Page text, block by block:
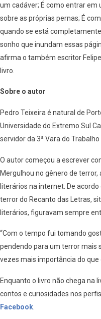
um cadáver; É como entrar
sobre as próprias pernas; É
quando se está
sonho que inundam essas
afirma o também escritor
livro.
Sobre o autor
Pedro Teixeira é natural de
Universidade do Extremo Sul
servidor da 3ª Vara do
O autor começou a escrever
Mergulhou no gênero de
literários na internet. De
terror do Recanto das Letras,
literários, figuravam sempre
“Com o tempo fui tomando
pendendo para um terror mais
vezes mais importância do que
Enquanto o livro não chega na
contos e curiosidades nos
Facebook